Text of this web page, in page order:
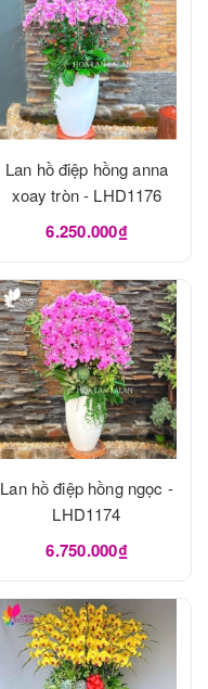
Lan hồ điệp hồng anna
xoay tròn - LHD1176
6.250.000₫
Lan hồ điệp hồng ngọc -
LHD1174
6.750.000₫